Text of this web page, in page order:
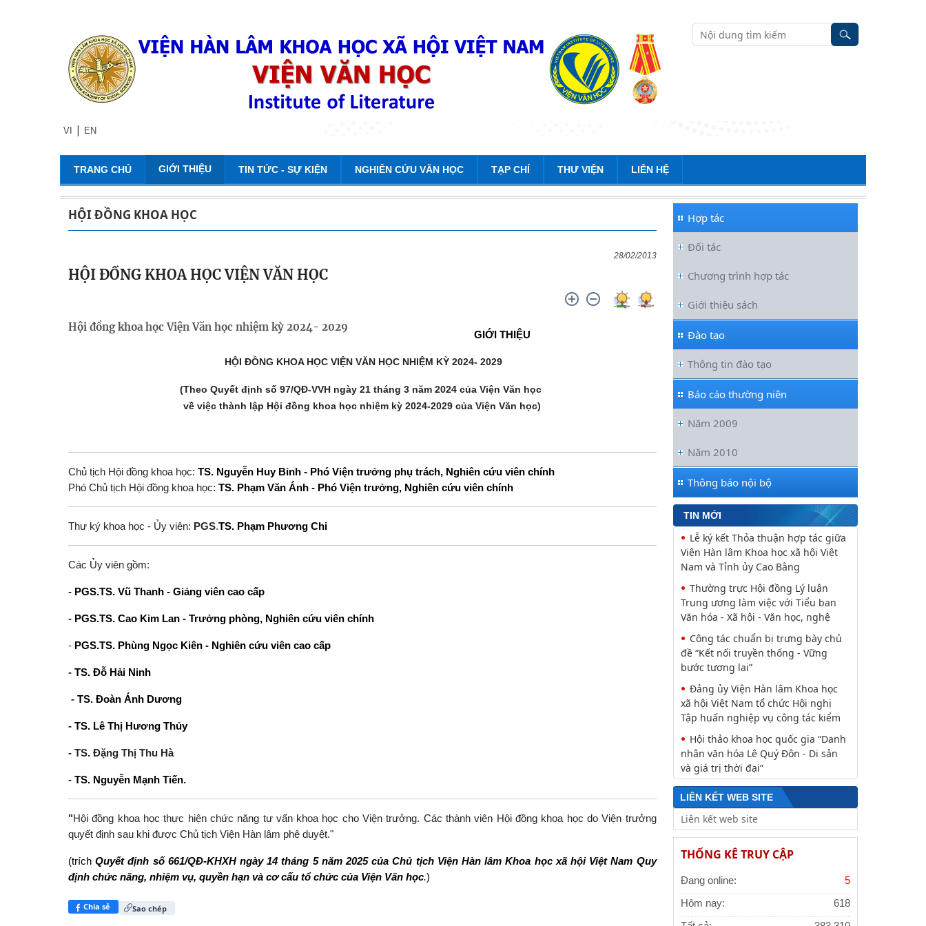
VI | EN
TRANG CHỦ GIỚI THIỆU TIN TỨC - SỰ KIỆN NGHIÊN CỨU VĂN HỌC TẠP CHÍ THƯ VIỆN LIÊN HỆ
HỘI ĐỒNG KHOA HỌC
28/02/2013
HỘI ĐỒNG KHOA HỌC VIỆN VĂN HỌC
Hội đồng khoa học Viện Văn học nhiệm kỳ 2024- 2029
GIỚI THIỆU
HỘI ĐỒNG KHOA HỌC VIỆN VĂN HỌC NHIỆM KỲ 2024- 2029
(Theo Quyết định số 97/QĐ-VVH ngày 21 tháng 3 năm 2024 của Viện Văn học
về việc thành lập Hội đồng khoa học nhiệm kỳ 2024-2029 của Viện Văn học)
Chủ tịch Hội đồng khoa học: TS. Nguyễn Huy Bỉnh - Phó Viện trưởng phụ trách, Nghiên cứu viên chính
Phó Chủ tịch Hội đồng khoa học: TS. Phạm Văn Ánh - Phó Viện trưởng, Nghiên cứu viên chính
Thư ký khoa học - Ủy viên: PGS.TS. Phạm Phương Chi
Các Ủy viên gồm:
- PGS.TS. Vũ Thanh - Giảng viên cao cấp
- PGS.TS. Cao Kim Lan - Trưởng phòng, Nghiên cứu viên chính
- PGS.TS. Phùng Ngọc Kiên - Nghiên cứu viên cao cấp
- TS. Đỗ Hải Ninh
- TS. Đoàn Ánh Dương
- TS. Lê Thị Hương Thủy
- TS. Đặng Thị Thu Hà
- TS. Nguyễn Mạnh Tiến.
"Hội đồng khoa học thực hiện chức năng tư vấn khoa học cho Viện trưởng. Các thành viên Hội đồng khoa học do Viện trưởng
quyết định sau khi được Chủ tịch Viện Hàn lâm phê duyệt."
(tríchQuyết định số 661/QĐ-KHXH ngày 14 tháng 5 năm 2025 của Chủ tịch Viện Hàn lâm Khoa học xã hội Việt Nam Quy
định chức năng, nhiệm vụ, quyền hạn và cơ cấu tổ chức của Viện Văn học.)
Chia sẻ Sao chép
Hợp tác
Đối tác
Chương trình hợp tác
Giới thiệu sách
Đào tạo
Thông tin đào tạo
Báo cáo thường niên
Năm 2009
Năm 2010
Thông báo nội bộ
TIN MỚI
Đối thoại ICWA – VASS lần thứ 6:
lược Toàn diện tăng cường Việt Nam
Viện Hàn lâm Khoa học xã hội Việt
Nam và Học viện Chính trị và Hành
chính quốc gia Lào ký Thỏa
Nguyễn Huy Thiệp: Thiên nhiên
linh (Một khía cạnh của mã văn hóa
Viện Văn học đồng chủ trì buổi Lễ
khai mạc trưng bày “Kết nối truyền
thống, vững bước tương lai”
Khai mạc trưng bày “Kết nối
truyền thống, Vững bước tương lai”
Lễ ký kết Thỏa thuận hợp tác giữa
Viện Hàn lâm Khoa học xã hội Việt
Nam và Tỉnh ủy Cao Bằng
Thường trực Hội đồng Lý luận
Trung ương làm việc với Tiểu ban
Văn hóa - Xã hội - Văn học, nghệ
Công tác chuẩn bị trưng bày chủ
đề “Kết nối truyền thống - Vững
bước tương lai”
Đảng ủy Viện Hàn lâm Khoa học
xã hội Việt Nam tổ chức Hội nghị
Tập huấn nghiệp vụ công tác kiểm
Hội thảo khoa học quốc gia “Danh
nhân văn hóa Lê Quý Đôn - Di sản
và giá trị thời đại”
LIÊN KẾT WEB SITE
THỐNG KÊ TRUY CẬP
Đang online: 5
Hôm nay: 618